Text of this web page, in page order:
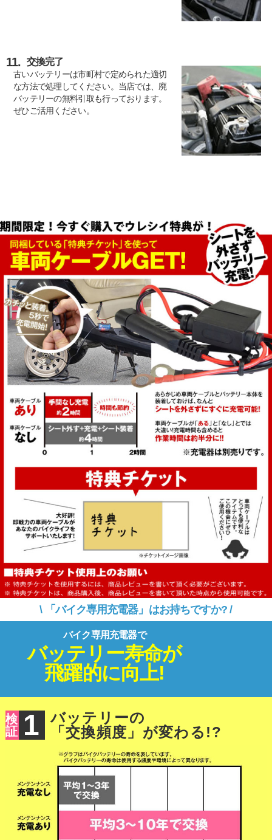
11. 交換完了
古いバッテリーは市町村で定められた適切
な方法で処理してください。当店では、廃
バッテリーの無料引取も行っております。
ぜひご活用ください。
\ 「バイク専用充電器」はお持ちですか? /
バイク専用充電器で
バッテリー寿命が
飛躍的に向上!
検
証 1
バッテリーの
「交換頻度」が変わる!?